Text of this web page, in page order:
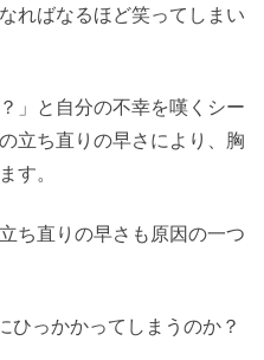
ればなるほど笑ってしまい
」と自分の不幸を嘆くシー
立ち直りの早さにより、胸
す。
ち直りの早さも原因の一つ
ひっかかってしまうのか？